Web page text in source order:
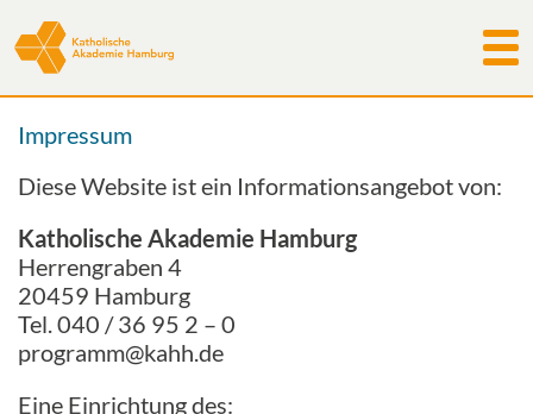
Akademie
Aktuelles & Rückblicke
Freunde & Förderer
Tagungshaus
Impressum
Diese Website ist ein Informationsangebot von:
Katholische Akademie Hamburg
Herrengraben 4
20459 Hamburg
Tel. 040 / 36 95 2 – 0
programm@kahh.de
Eine Einrichtung des: